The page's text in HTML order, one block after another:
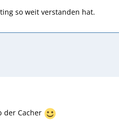
so weit verstanden hat.
der Cacher